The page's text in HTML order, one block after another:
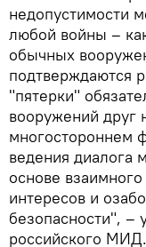
недопустимости
любой войны –
обычных
подтверждаются
"пятерки"
вооружений друг
многостороннем
ведения диалога
основе
интересов и
безопасности", –
российского МИД.